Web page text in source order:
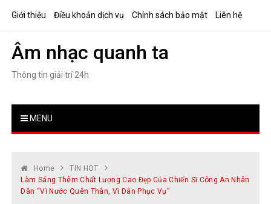
Giới thiệu Điều khoản dịch vụ Chính sách bảo mật Liên hệ
Âm nhạc quanh ta
Thông tin giải trí 24h
MENU
Home
TIN HOT
Làm Sáng Thêm Chất Lượng Cao Đẹp Của Chiến Sĩ Công An Nhân
Dân “Vì Nước Quên Thân, Vì Dân Phục Vụ”